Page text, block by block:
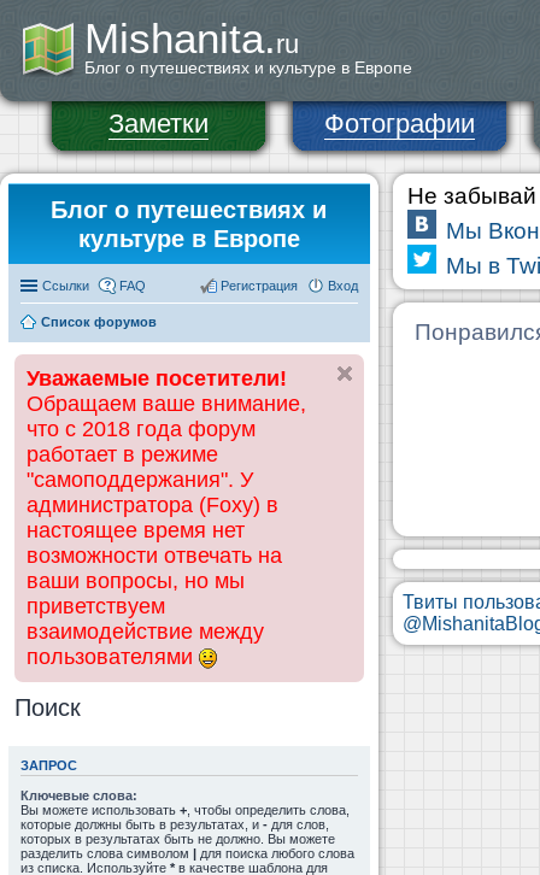
Mishanita.ru
Блог о путешествиях и культуре в Европе
Заметки Фотографии
Блог о путешествиях и
культуре в Европе
Ссылки FAQ Вход
Регистрация
Список форумов
Уважаемые посетители!
Обращаем ваше внимание,
что с 2018 года форум
работает в режиме
"самоподдержания". У
администратора (Foxy) в
настоящее время нет
возможности отвечать на
ваши вопросы, но мы
приветствуем
взаимодействие между
пользователями
Поиск
ЗАПРОС
Ключевые слова:
Вы можете использовать + , чтобы определить слова,
которые должны быть в результатах, и - для слов,
которых в результатах быть не должно. Вы можете
разделить слова символом | для поиска любого слова
из списка. Используйте * в качестве шаблона для
Не забывай
Мы
Мы в
Твиты